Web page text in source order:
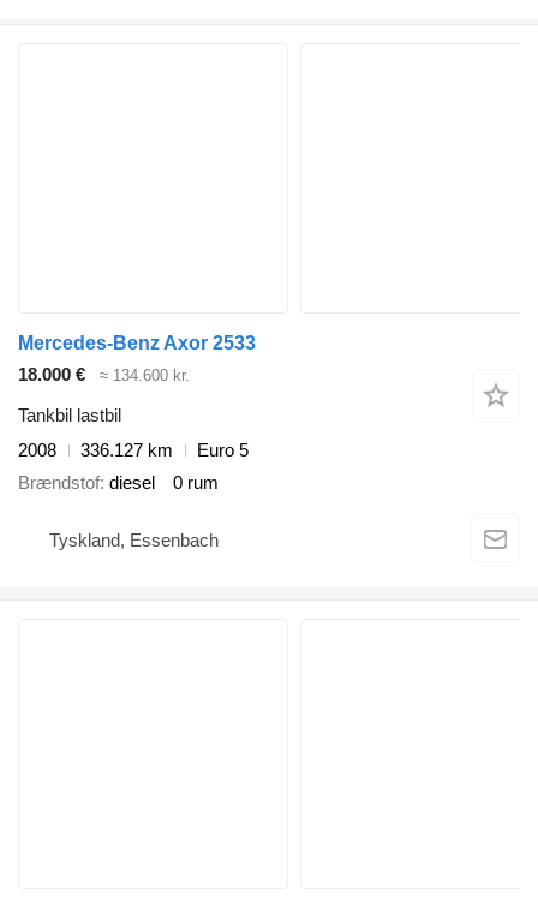
Mercedes-Benz Axor 2533
18.000 €
≈ 134.600 kr.
Tankbil lastbil
2008
336.127 km
Euro 5
Brændstof diesel 0 rum
Tyskland, Essenbach